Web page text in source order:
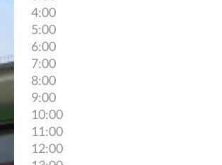
4:00
5:00
6:00
7:00
8:00
9:00
10:00
11:00
12:00